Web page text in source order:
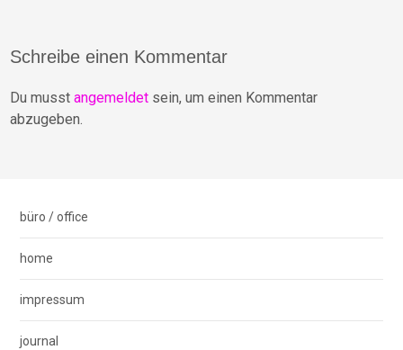
Schreibe einen Kommentar
Du musstangemeldet sein, um einen Kommentar
abzugeben.
büro / office
home
impressum
journal